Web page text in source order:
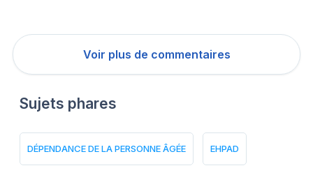
Voir plus de commentaires
Sujets phares
DÉPENDANCE DE LA PERSONNE ÂGÉE EHPAD